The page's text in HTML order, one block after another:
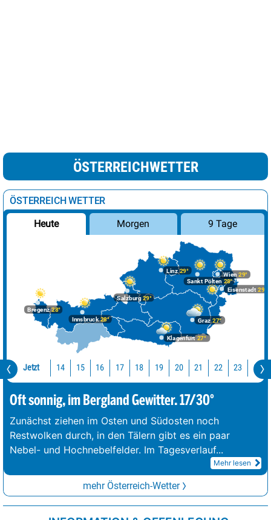
ÖSTERREICHWETTER
ÖSTERREICH WETTER
Heute Morgen 9 Tage
Bregenz28°
Graz27°
Innsbruck28°
Klagenfurt 27°
Linz29°
Salzburg29°
Wien 29°
Eisenstadt 29°
Sankt Pölten 28°
Jetzt 14 15 16 17 18 19 20 21 22 23 0
Oft sonnig, im Bergland Gewitter. 17/30°
Zunächst ziehen im Osten und Südosten noch
Restwolken durch, in den Tälern gibt es ein paar
Nebel- und Hochnebelfelder. Im Tagesverlauf...
Mehr lesen
mehr Österreich-Wetter